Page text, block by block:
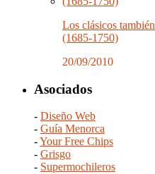
Los clásicos
(1685-1750)
20/09/2010
Asociados
- Diseño Web
- Guía Menorca
-Your Free Chips
- Grisgo
- Supermochileros